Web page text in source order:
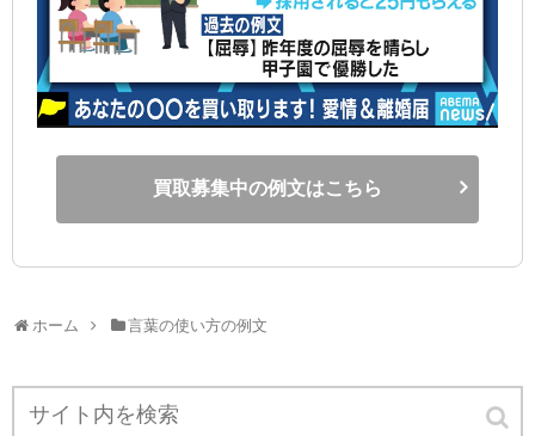
買取募集中の例文はこちら
ホーム 言葉の使い方の例文